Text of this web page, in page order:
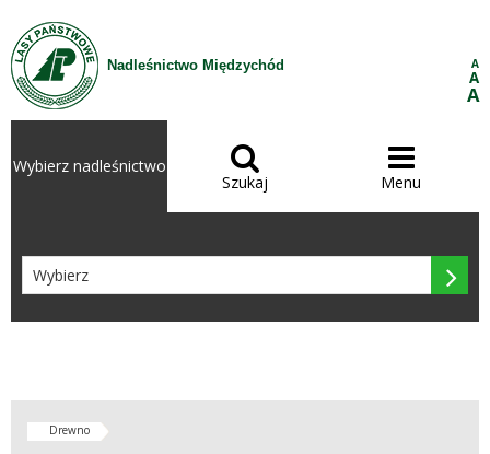
Przejdź do treści
Nadleśnictwo Międzychód A
A
A
Wybierz nadleśnictwo 
Szukaj

Menu

Drewno